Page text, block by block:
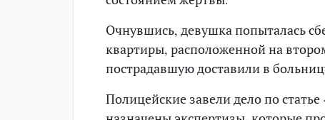
Очнувшись, девушка попыталась
квартиры, расположенной на
пострадавшую доставили в
Полицейские завели дело по